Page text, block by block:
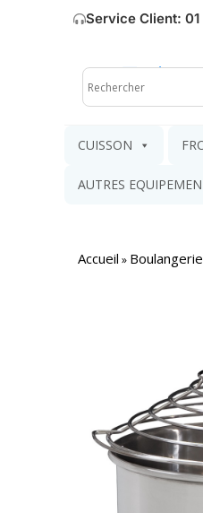
Service Client:
CUISSON
AUTRES
Accueil » Boulangerie